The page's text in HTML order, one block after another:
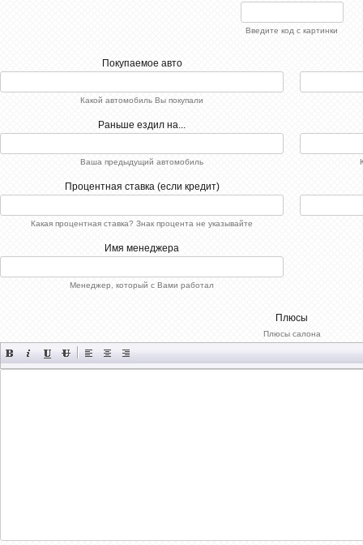
Введите код с картинки
Покупаемое авто
Какой автомобиль Вы покупали
Раньше ездил на...
Ваша предыдущий автомобиль
Процентная ставка (если кредит)
Какая процентная ставка? Знак процента не указывайте
Имя менеджера
Менеджер, который с Вами работал
Плюсы
Плюсы салона